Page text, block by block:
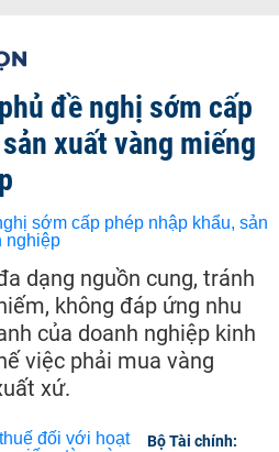
đề nghị sớm cấp
xuất vàng miếng
dạng nguồn cung, tránh
không đáp ứng nhu
của doanh nghiệp kinh
việc phải mua vàng
xứ.
Bộ Tài chính: